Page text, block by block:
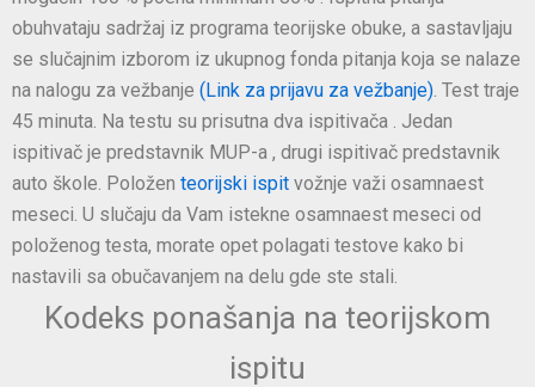
obuhvataju sadržaj iz programa teorijske obuke, a sastavljaju
se slučajnim izborom iz ukupnog fonda pitanja koja se nalaze
na nalogu za vežbanje (Link za prijavu za vežbanje) . Test traje
45 minuta. Na testu su prisutna dva ispitivača . Jedan
ispitivač je predstavnik MUP-a , drugi ispitivač predstavnik
auto škole. Položen teorijski ispit vožnje važi osamnaest
meseci. U slučaju da Vam istekne osamnaest meseci od
položenog testa, morate opet polagati testove kako bi
nastavili sa obučavanjem na delu gde ste stali.
Kodeks ponašanja na teorijskom
ispitu